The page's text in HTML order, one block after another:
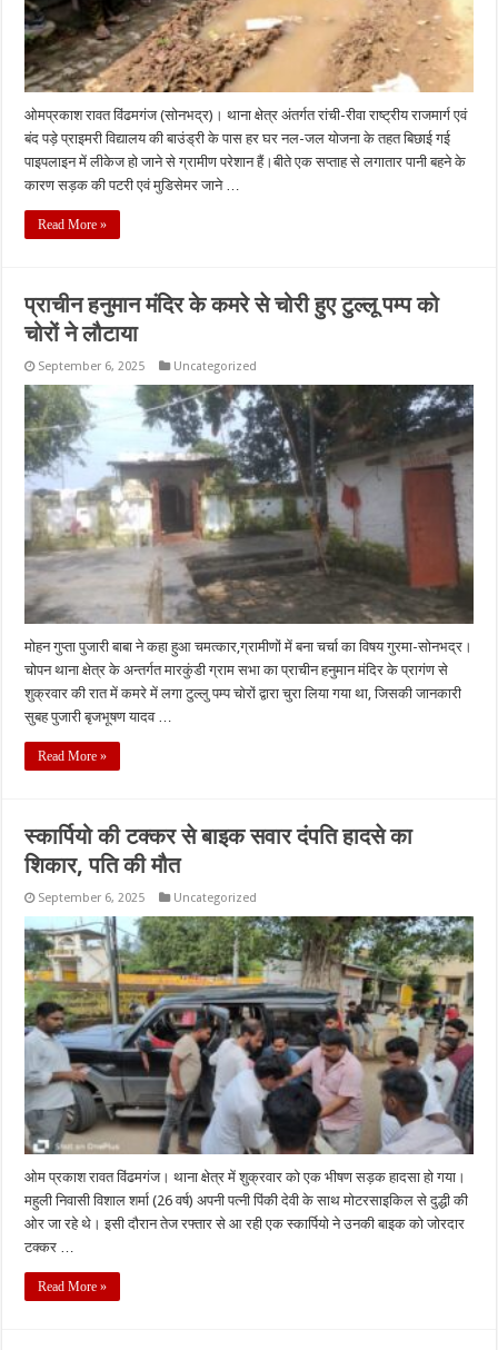
ओमप्रकाश रावत विंढमगंज (सोनभद्र)। थाना क्षेत्र अंतर्गत रांची-रीवा राष्ट्रीय राजमार्ग एवं
बंद पड़े प्राइमरी विद्यालय की बाउंड्री के पास हर घर नल-जल योजना के तहत बिछाई गई
पाइपलाइन में लीकेज हो जाने से ग्रामीण परेशान हैं।बीते एक सप्ताह से लगातार पानी बहने के
कारण सड़क की पटरी एवं मुडिसेमर जाने …
Read More »
प्राचीन हनुमान मंदिर के कमरे से चोरी हुए टुल्लू पम्प को
चोरों ने लौटाया
September 6, 2025 Uncategorized
मोहन गुप्ता पुजारी बाबा ने कहा हुआ चमत्कार,ग्रामीणों में बना चर्चा का विषय गुरमा-सोनभद्र।
चोपन थाना क्षेत्र के अन्तर्गत मारकुंडी ग्राम सभा का प्राचीन हनुमान मंदिर के प्रागंण से
शुक्रवार की रात में कमरे में लगा टुल्लु पम्प चोरों द्वारा चुरा लिया गया था, जिसकी जानकारी
सुबह पुजारी बृजभूषण यादव …
Read More »
स्कार्पियो की टक्कर से बाइक सवार दंपति हादसे का
शिकार, पति की मौत
September 6, 2025 Uncategorized
ओम प्रकाश रावत विंढमगंज। थाना क्षेत्र में शुक्रवार को एक भीषण सड़क हादसा हो गया।
महुली निवासी विशाल शर्मा (26 वर्ष) अपनी पत्नी पिंकी देवी के साथ मोटरसाइकिल से दुद्धी की
ओर जा रहे थे। इसी दौरान तेज रफ्तार से आ रही एक स्कार्पियो ने उनकी बाइक को जोरदार
टक्कर …
Read More »